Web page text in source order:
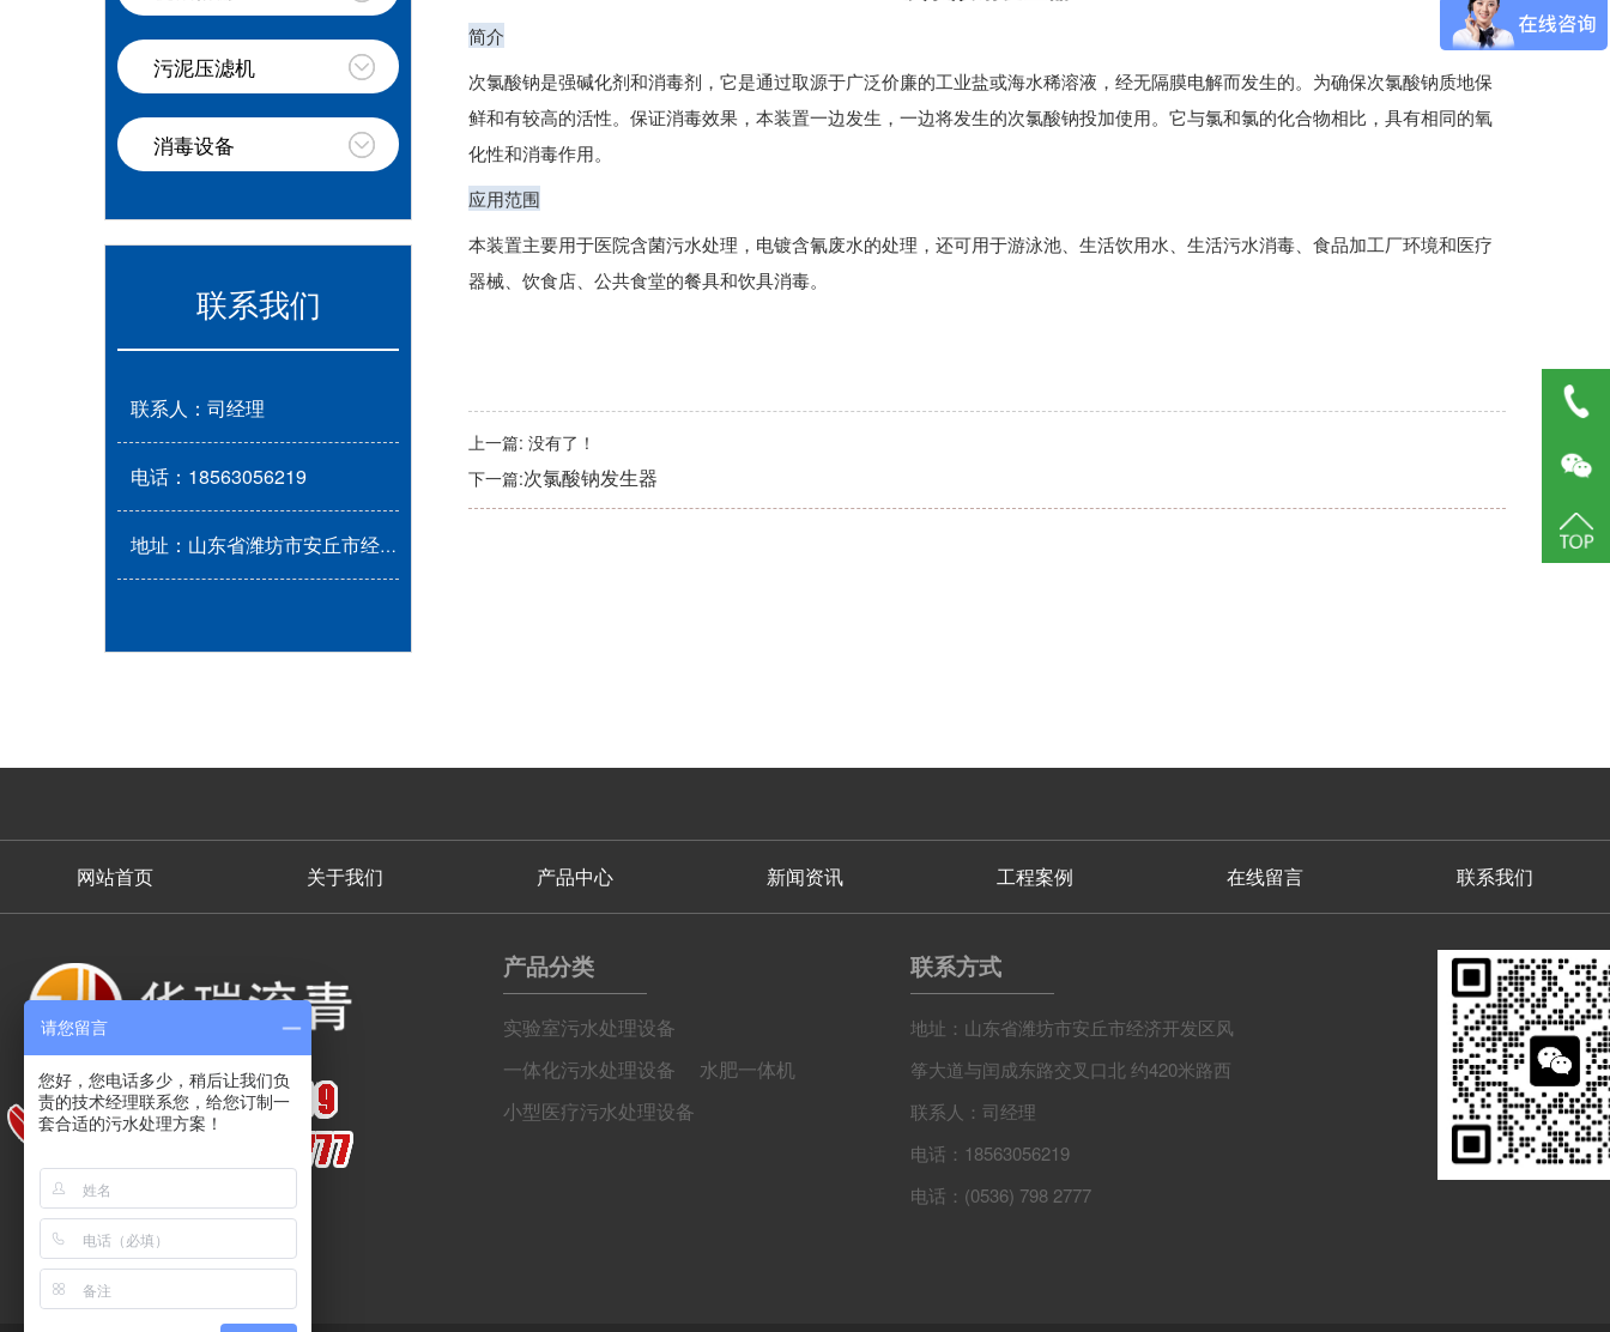
简介
次氯酸钠是强碱化剂和消毒剂，它是通过取源于广泛价廉的工业盐或海水稀溶液，经无隔膜电解而发生的。为确保次氯酸钠质地保
鲜和有较高的活性。保证消毒效果，本装置一边发生，一边将发生的次氯酸钠投加使用。它与氯和氯的化合物相比，具有相同的氧
化性和消毒作用。
应用范围
本装置主要用于医院含菌污水处理，电镀含氰废水的处理，还可用于游泳池、生活饮用水、生活污水消毒、食品加工厂环境和医疗
器械、饮食店、公共食堂的餐具和饮具消毒。
上一篇: 没有了！
下一篇:次氯酸钠发生器
污泥压滤机
消毒设备
联系我们
联系人：司经理
电话：18563056219
地址：山东省潍坊市安丘市经济开发区风筝大道与闰成东路交叉口北 约420米路西
网站首页 关于我们 产品中心 新闻资讯 工程案例 在线留言 联系我们
产品分类
实验室污水处理设备
一体化污水处理设备
水肥一体机
小型医疗污水处理设备
联系方式
地址：山东省潍坊市安丘市经济开发区风
筝大道与闰成东路交叉口北 约420米路西
联系人：司经理
电话：18563056219
电话：(0536) 798 2777
请您留言
您好，您电话多少，稍后让我们负
责的技术经理联系您，给您订制一
套合适的污水处理方案！